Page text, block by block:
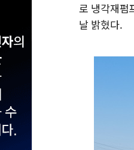
로 냉각재펌
날 밝혔다.